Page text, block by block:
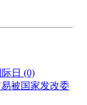
日 (0)
易被国家发改委